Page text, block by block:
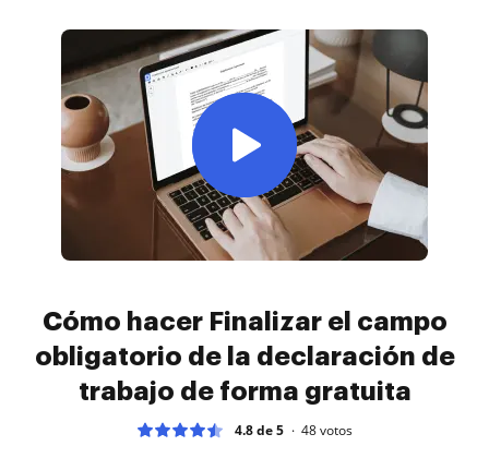
Cómo hacer Finalizar el campo
obligatorio de la declaración de
trabajo de forma gratuita
4.8 de 5 48votos